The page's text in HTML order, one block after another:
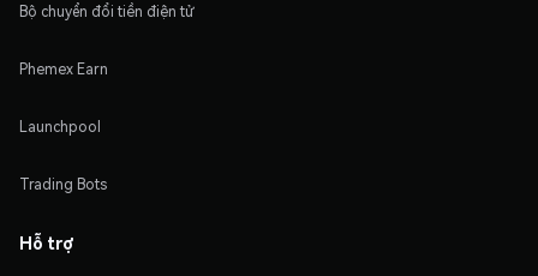
Bộ chuyển đổi tiền điện tử
Phemex Earn
Launchpool
Trading Bots
Hỗ trợ